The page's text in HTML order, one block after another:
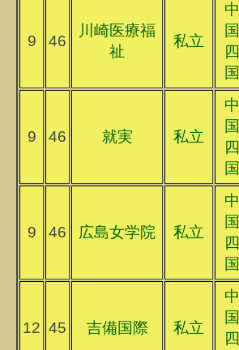
9 46
川崎医療福
祉
私立
中
国
四
国
9 46 就実 私立
中
国
四
国
9 46 広島女学院 私立
中
国
四
国
12 45 吉備国際 私立
中
国
四